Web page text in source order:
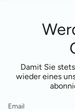
Damit Sie
wieder eines